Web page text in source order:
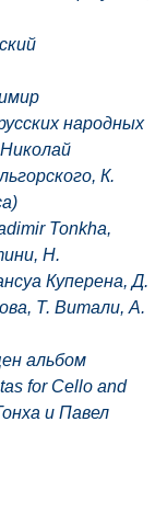
народных
К.
Tonkha,
Н.
Куперена, Д.
Т. Витали, А.
альбом
for Cello and
и Павел